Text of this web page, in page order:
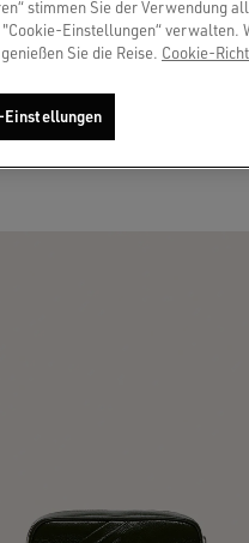
mit Streifenmuster in Rot-,
stimmen Sie der Verwendung
Einstellungen“ verwalten.
Sie die Reise. Cookie-
Einstellungen